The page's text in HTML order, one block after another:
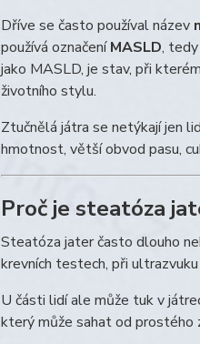
Dříve se často používal název
používá označeníMASLD,
jako MASLD, je stav, při
životního stylu.
Ztučnělá játra se netýkají jen
hmotnost, větší obvod pasu,
Proč je steatóza
Steatóza jater často dlouho
krevních testech, při
U části lidí ale může tuk v
který může sahat od prostého